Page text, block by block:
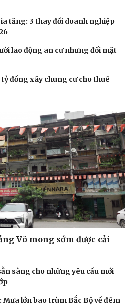
tăng: 3 thay đổi doanh nghiệp
lao động an cư nhưng đối mặt
đồng xây chung cư cho thuê
Võ mong sớm được cải
sàng cho những yêu cầu mới
Mưa lớn bao trùm Bắc Bộ về đêm